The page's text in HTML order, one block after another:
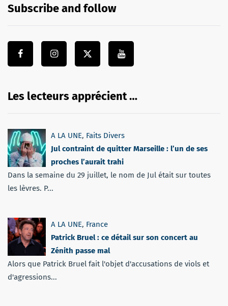
Subscribe and follow
Les lecteurs apprécient …
A LA UNE, Faits Divers
Jul contraint de quitter Marseille : l’un de ses
proches l’aurait trahi
Dans la semaine du 29 juillet, le nom de Jul était sur toutes
les lèvres. P...
A LA UNE, France
Patrick Bruel : ce détail sur son concert au
Zénith passe mal
Alors que Patrick Bruel fait l'objet d'accusations de viols et
d'agressions...